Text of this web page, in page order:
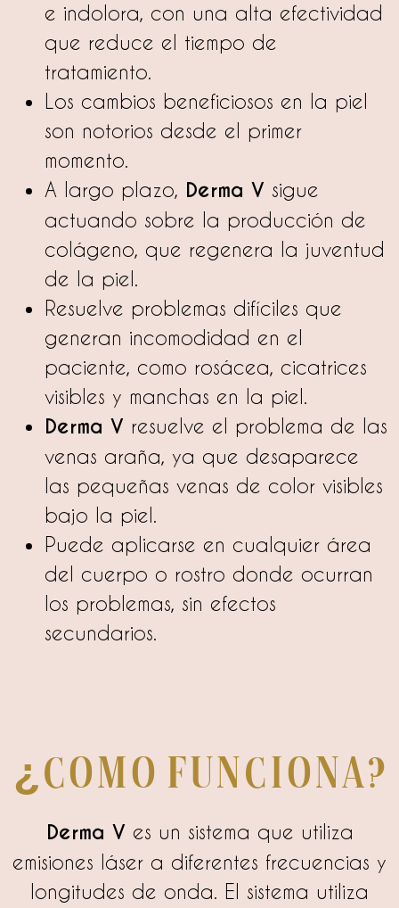
e indolora, con una alta efectividad
que reduce el tiempo de
tratamiento.
Los cambios beneficiosos en la piel
son notorios desde el primer
momento.
A largo plazo, Derma V sigue
actuando sobre la producción de
colágeno, que regenera la juventud
de la piel.
Resuelve problemas difíciles que
generan incomodidad en el
paciente, como rosácea, cicatrices
visibles y manchas en la piel.
Derma V resuelve el problema de las
venas araña, ya que desaparece
las pequeñas venas de color visibles
bajo la piel.
Puede aplicarse en cualquier área
del cuerpo o rostro donde ocurran
los problemas, sin efectos
secundarios.
¿Como funciona?
Derma V es un sistema que utiliza
emisiones láser a diferentes frecuencias y
longitudes de onda. El sistema utiliza